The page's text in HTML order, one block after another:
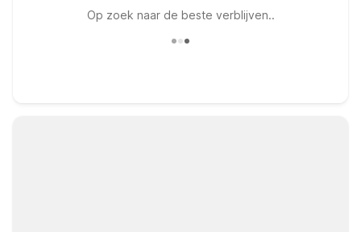
Op zoek naar de beste verblijven..